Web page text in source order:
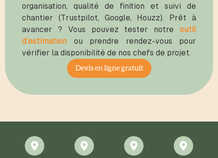
organisation, qualité de finition et suivi de
chantier (Trustpilot, Google, Houzz). Prêt à
avancer ? Vous pouvez tester notre outil
d’estimation ou prendre rendez-vous pour
vérifier la disponibilité de nos chefs de projet.
Devis en ligne gratuit